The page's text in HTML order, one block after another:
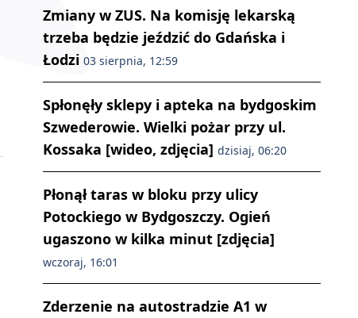
Zmiany w ZUS. Na komisję lekarską
trzeba będzie jeździć do Gdańska i
Łodzi 03 sierpnia, 12:59
Spłonęły sklepy i apteka na bydgoskim
Szwederowie. Wielki pożar przy ul.
Kossaka [wideo, zdjęcia] dzisiaj, 06:20
Płonął taras w bloku przy ulicy
Potockiego w Bydgoszczy. Ogień
ugaszono w kilka minut [zdjęcia]
wczoraj, 16:01
Zderzenie na autostradzie A1 w